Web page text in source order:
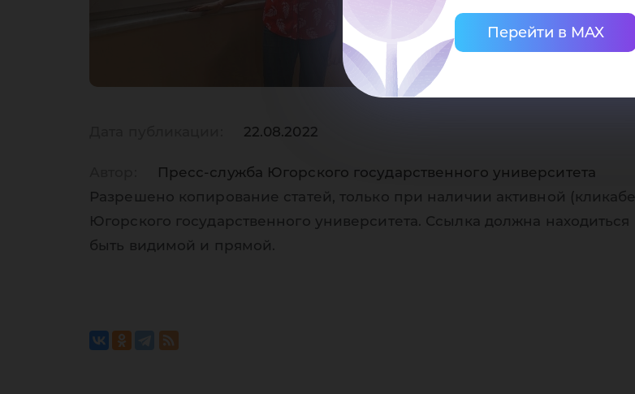
Перейти в MAX
22.08.2022
Пресс-служба Югорского государственного университета
Разрешено копирование статей, только при наличии активной
Югорского государственного университета. Ссылка должна
быть видимой и прямой.